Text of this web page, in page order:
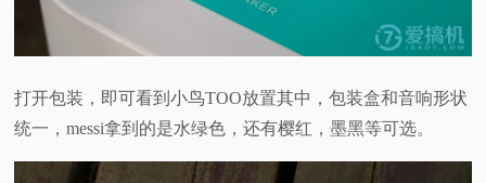
打开包装，即可看到小鸟TOO放置其中，包装盒和音响形状
统一，messi拿到的是水绿色，还有樱红，墨黑等可选。